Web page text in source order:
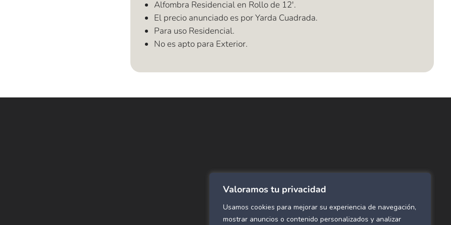
Valoramos tu privacidad
Usamos cookies para mejorar su experiencia de navegación,
mostrar anuncios o contenido personalizados y analizar
Alfombra Residencial en Rollo de 12'.
El precio anunciado es por Yarda Cuadrada.
Para uso Residencial.
No es apto para Exterior.
Revestimientos para pared
Alfombras Residenciales
Paneles decorativos para pared